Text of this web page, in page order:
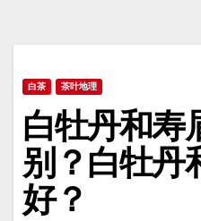
白茶 茶叶地理
白牡丹和寿
别？白牡丹
好？